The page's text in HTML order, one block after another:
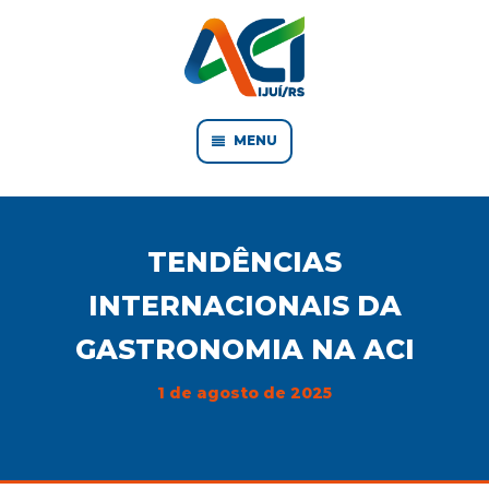
MENU
TENDÊNCIAS
INTERNACIONAIS DA
GASTRONOMIA NA ACI
1 de agosto de 2025